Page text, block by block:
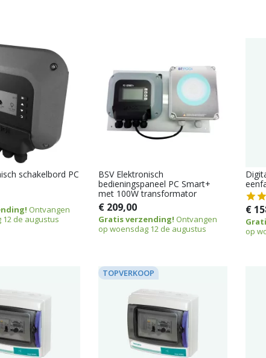
schakelbord PC
Ontvangen
de augustus
BSV Elektronisch
bedieningspaneel PC Smart+
met 100W transformator
€ 209,00
Gratis verzending! Ontvangen
op woensdag 12 de augustus
€
op
TOPVERKOOP